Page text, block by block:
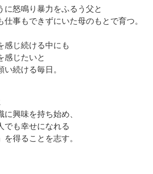
に怒鳴り暴力をふるう父と
仕事もできずにいた母のもとで育つ。
感じ続ける中にも
感じたいと
続ける毎日。
興味を持ち始め、
でも幸せになれる
を得ることを志す。